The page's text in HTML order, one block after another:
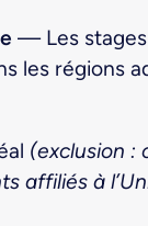
— Les
les régions
(exclusion :
affiliés à